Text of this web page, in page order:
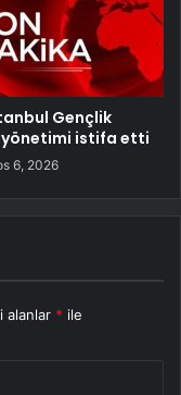
Gençlik
yönetimi istifa etti
6, 2026
alanlar * ile